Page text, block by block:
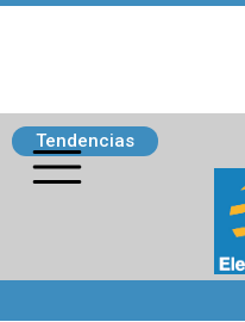
Tendencias